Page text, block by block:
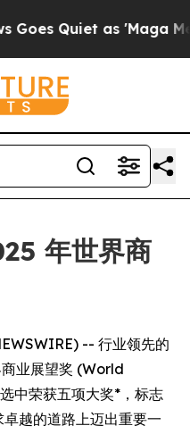
Quiet as 'Maga
年世界商
-- 行业领先的
业展望奖 (World
中荣获五项大奖*，标志
越的道路上迈出重要一